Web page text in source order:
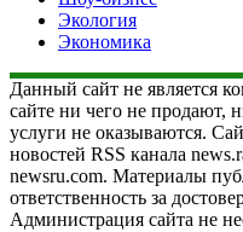
Экология
Экономика
Данный сайт не является
сайте ни чего не продают,
услуги не оказываются.
новостей RSS канала
newsru.com. Материалы
ответственность за
Администрация сайта не